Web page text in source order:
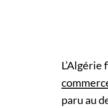
paru au